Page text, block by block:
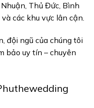
Thủ Đức, Bình
các khu vực lân cận.
đội ngũ của chúng tôi
bảo uy tín – chuyên